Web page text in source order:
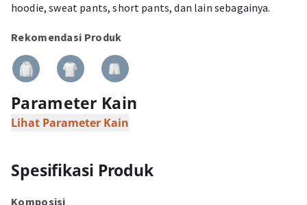
hoodie, sweat pants, short pants, dan lain sebagainya.
Rekomendasi Produk
Parameter Kain
Lihat Parameter Kain
Spesifikasi Produk
Komposisi